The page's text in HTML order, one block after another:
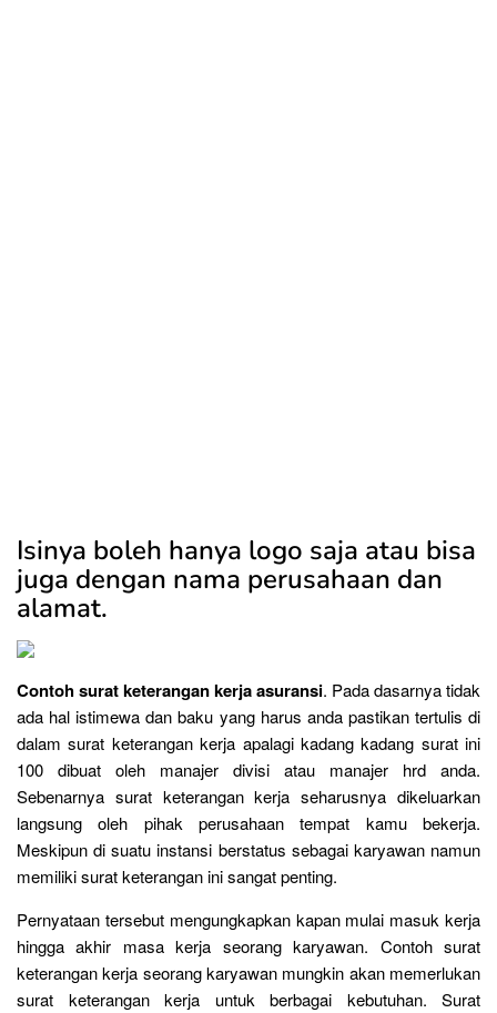
Isinya boleh hanya logo saja atau bisa
juga dengan nama perusahaan dan
alamat.
Contoh surat keterangan kerja asuransi. Pada dasarnya tidak
ada hal istimewa dan baku yang harus anda pastikan tertulis di
dalam surat keterangan kerja apalagi kadang kadang surat ini
100 dibuat oleh manajer divisi atau manajer hrd anda.
Sebenarnya surat keterangan kerja seharusnya dikeluarkan
langsung oleh pihak perusahaan tempat kamu bekerja.
Meskipun di suatu instansi berstatus sebagai karyawan namun
memiliki surat keterangan ini sangat penting.
Pernyataan tersebut mengungkapkan kapan mulai masuk kerja
hingga akhir masa kerja seorang karyawan. Contoh surat
keterangan kerja seorang karyawan mungkin akan memerlukan
surat keterangan kerja untuk berbagai kebutuhan. Surat